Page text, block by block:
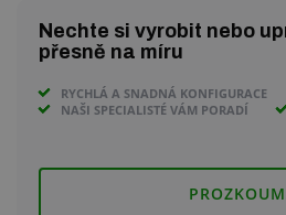
Další pryžové a plastové výrobky
Nechte si vyrobit nebo
přesně na míru
RYCHLÁ A SNADNÁ KONFIGURACE
NAŠI SPECIALISTÉ VÁM PORADÍ